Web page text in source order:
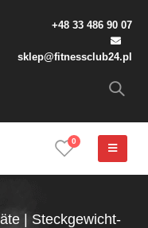
+48 33 486 90 07
sklep@fitnessclub24.pl
0
Steckgewicht-